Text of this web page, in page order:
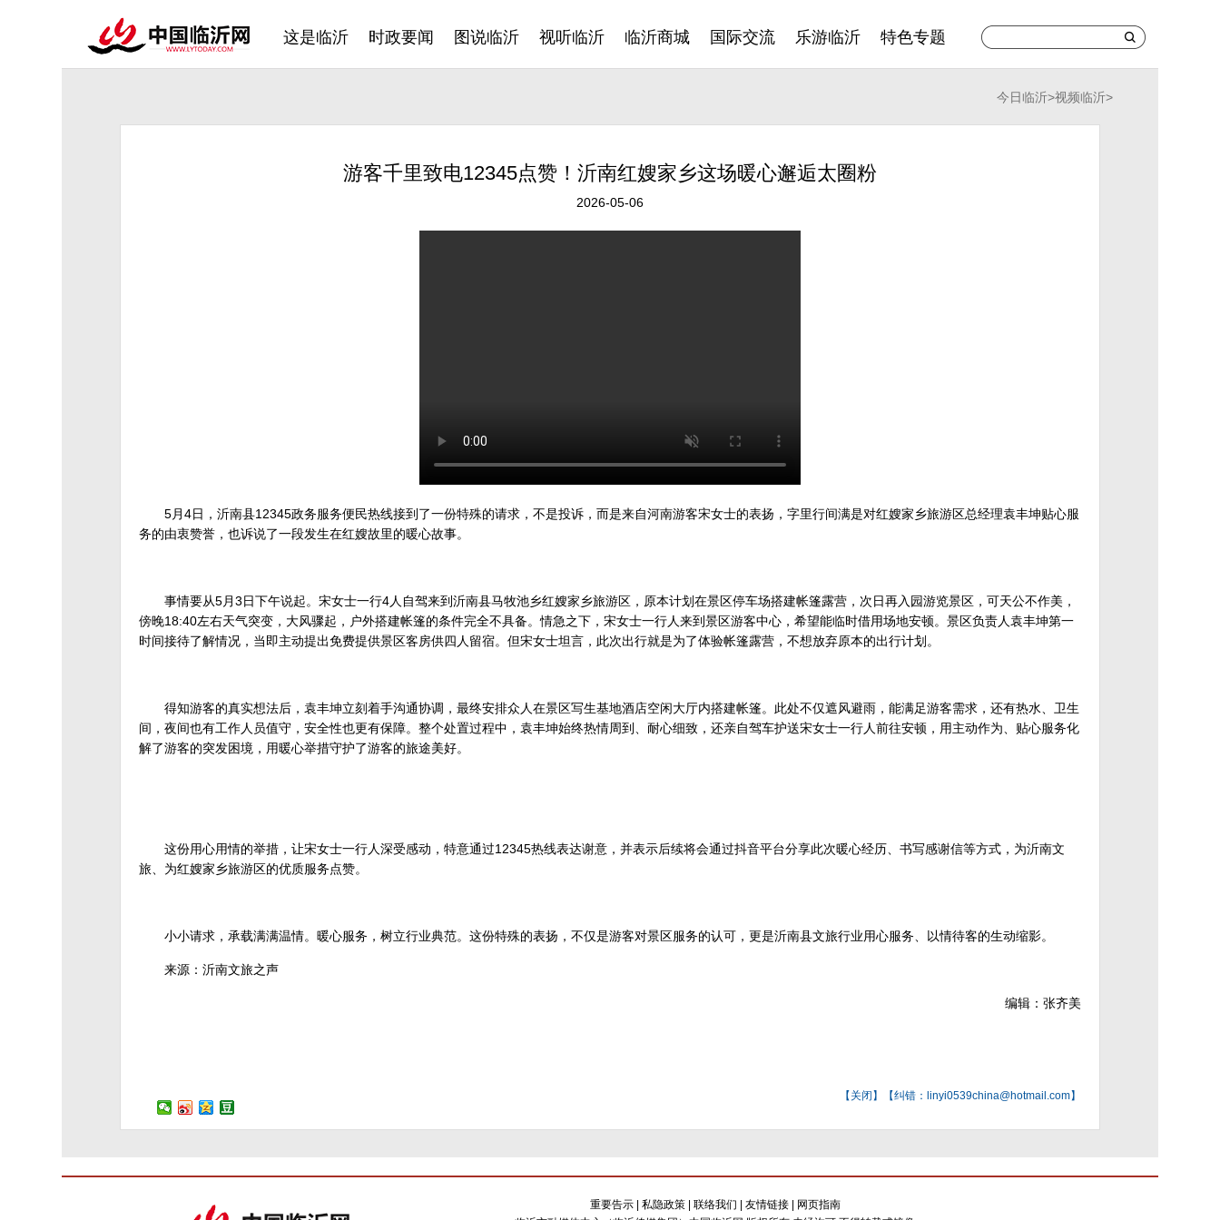
这是临沂 时政要闻 图说临沂 视听临沂 临沂商城 国际交流 乐游临沂 特色专题
今日临沂>视频临沂>
游客千里致电12345点赞！沂南红嫂家乡这场暖心邂逅太圈粉
2026-05-06
5月4日，沂南县12345政务服务便民热线接到了一份特殊的请求，不是投诉，而是来自河南游客宋女士的表扬，字里行间满是对红嫂家乡旅游区总经理袁丰坤贴心服
务的由衷赞誉，也诉说了一段发生在红嫂故里的暖心故事。
事情要从5月3日下午说起。宋女士一行4人自驾来到沂南县马牧池乡红嫂家乡旅游区，原本计划在景区停车场搭建帐篷露营，次日再入园游览景区，可天公不作美，
傍晚18:40左右天气突变，大风骤起，户外搭建帐篷的条件完全不具备。情急之下，宋女士一行人来到景区游客中心，希望能临时借用场地安顿。景区负责人袁丰坤第一
时间接待了解情况，当即主动提出免费提供景区客房供四人留宿。但宋女士坦言，此次出行就是为了体验帐篷露营，不想放弃原本的出行计划。
得知游客的真实想法后，袁丰坤立刻着手沟通协调，最终安排众人在景区写生基地酒店空闲大厅内搭建帐篷。此处不仅遮风避雨，能满足游客需求，还有热水、卫生
间，夜间也有工作人员值守，安全性也更有保障。整个处置过程中，袁丰坤始终热情周到、耐心细致，还亲自驾车护送宋女士一行人前往安顿，用主动作为、贴心服务化
解了游客的突发困境，用暖心举措守护了游客的旅途美好。
这份用心用情的举措，让宋女士一行人深受感动，特意通过12345热线表达谢意，并表示后续将会通过抖音平台分享此次暖心经历、书写感谢信等方式，为沂南文
旅、为红嫂家乡旅游区的优质服务点赞。
小小请求，承载满满温情。暖心服务，树立行业典范。这份特殊的表扬，不仅是游客对景区服务的认可，更是沂南县文旅行业用心服务、以情待客的生动缩影。
来源：沂南文旅之声
编辑：张齐美
【 关闭 】【纠错：linyi0539china@hotmail.com】